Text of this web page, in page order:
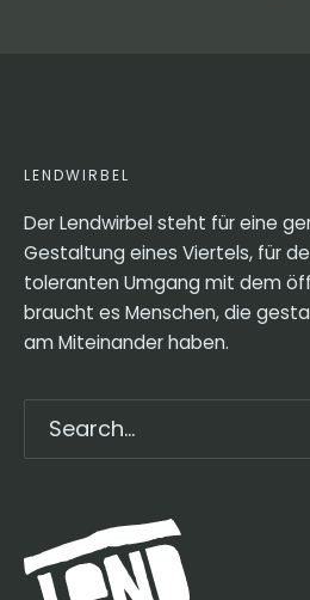
LENDWIRBEL
Der Lendwirbel steht für eine
Gestaltung eines Viertels, für
toleranten Umgang mit dem
braucht es Menschen, die
am Miteinander haben.